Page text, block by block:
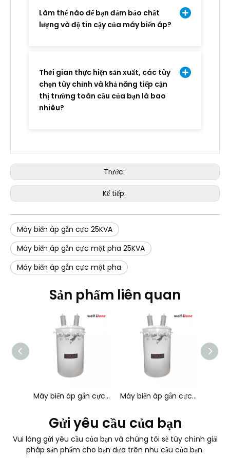
Làm thế nào để bạn đảm bảo chất
lượng và độ tin cậy của máy biến áp?
Thời gian thực hiện sản xuất, các tùy
chọn tùy chỉnh và khả năng tiếp cận
thị trường toàn cầu của bạn là bao
nhiêu?
Trước:
Kế tiếp:
Máy biến áp gắn cực 25KVA
Máy biến áp gắn cực một pha 25KVA
Máy biến áp gắn cực một pha
Sản phẩm liên quan
Máy biến áp gắn cực một pha 37,5KVA Máy biến áp gắn cực một pha 50KVA
Gửi yêu cầu của bạn
Vui lòng gửi yêu cầu của bạn và chúng tôi sẽ tùy chỉnh giải
pháp sản phẩm cho bạn dựa trên nhu cầu của bạn.